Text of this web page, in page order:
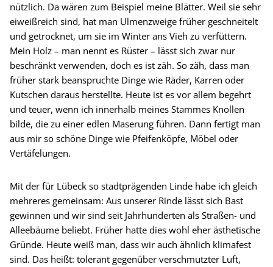
nützlich. Da wären zum Beispiel meine Blätter. Weil sie sehr
eiweißreich sind, hat man Ulmenzweige früher geschneitelt
und getrocknet, um sie im Winter ans Vieh zu verfüttern.
Mein Holz – man nennt es Rüster – lässt sich zwar nur
beschränkt verwenden, doch es ist zäh. So zäh, dass man
früher stark beanspruchte Dinge wie Räder, Karren oder
Kutschen daraus herstellte. Heute ist es vor allem begehrt
und teuer, wenn ich innerhalb meines Stammes Knollen
bilde, die zu einer edlen Maserung führen. Dann fertigt man
aus mir so schöne Dinge wie Pfeifenköpfe, Möbel oder
Vertäfelungen.
Mit der für Lübeck so stadtprägenden Linde habe ich gleich
mehreres gemeinsam: Aus unserer Rinde lässt sich Bast
gewinnen und wir sind seit Jahrhunderten als Straßen- und
Alleebäume beliebt. Früher hatte dies wohl eher ästhetische
Gründe. Heute weiß man, dass wir auch ähnlich klimafest
sind. Das heißt: tolerant gegenüber verschmutzter Luft,